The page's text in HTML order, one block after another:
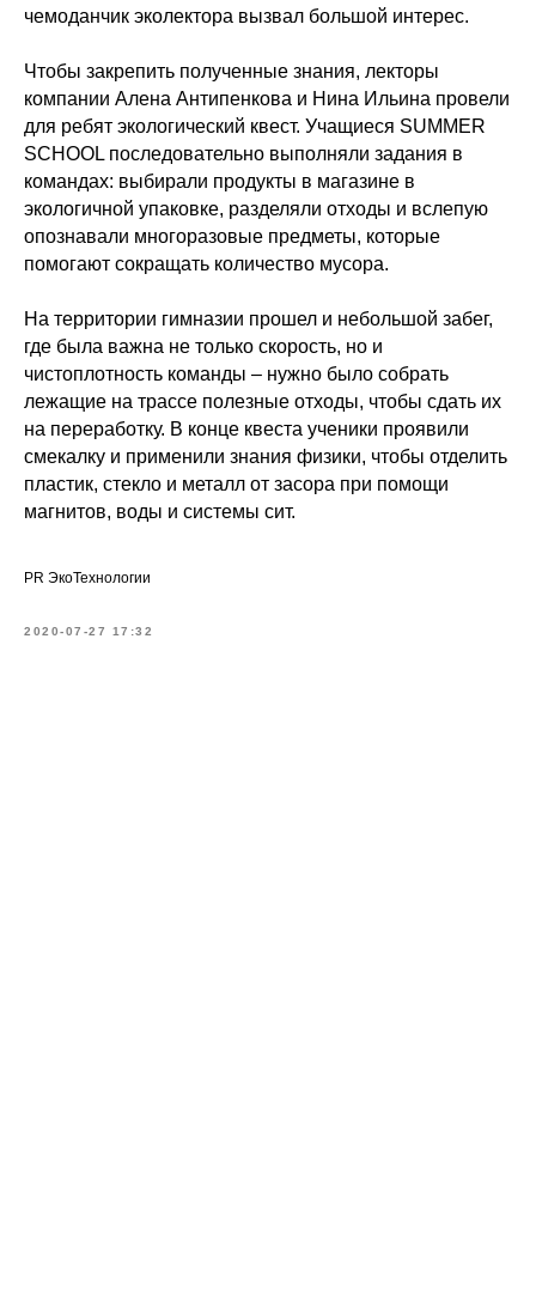
чемоданчик эколектора вызвал большой интерес.
Чтобы закрепить полученные знания, лекторы
компании Алена Антипенкова и Нина Ильина провели
для ребят экологический квест. Учащиеся SUMMER
SCHOOL последовательно выполняли задания в
командах: выбирали продукты в магазине в
экологичной упаковке, разделяли отходы и вслепую
опознавали многоразовые предметы, которые
помогают сокращать количество мусора.
На территории гимназии прошел и небольшой забег,
где была важна не только скорость, но и
чистоплотность команды – нужно было собрать
лежащие на трассе полезные отходы, чтобы сдать их
на переработку. В конце квеста ученики проявили
смекалку и применили знания физики, чтобы отделить
пластик, стекло и металл от засора при помощи
магнитов, воды и системы сит.
PR ЭкоТехнологии
2020-07-27 17:32